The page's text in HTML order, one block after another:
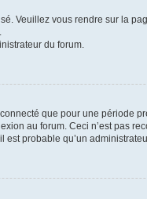
Veuillez vous rendre sur la
du forum.
que pour une période
au forum. Ceci n’est pas
probable qu’un